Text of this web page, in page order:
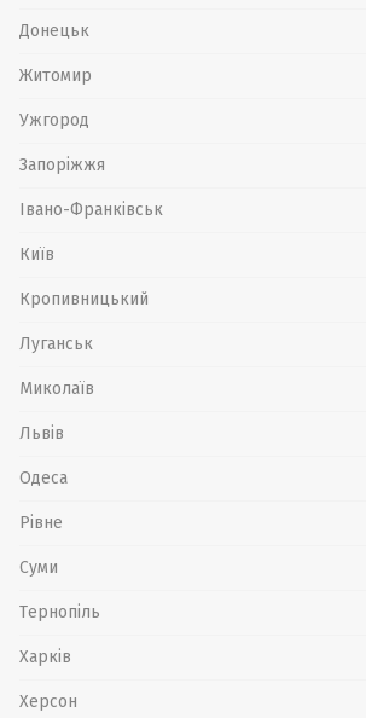
Донецьк
Житомир
Ужгород
Запоріжжя
Івано-Франківськ
Київ
Кропивницький
Луганськ
Миколаїв
Львів
Одеса
Рівне
Суми
Тернопіль
Харків
Херсон